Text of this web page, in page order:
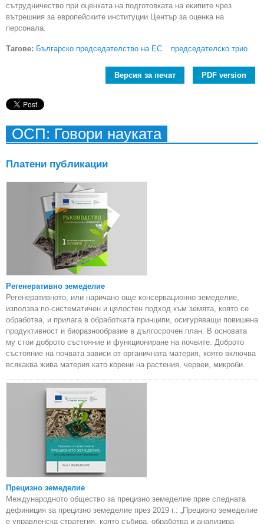
сътрудничество при оценката на подготовката на екипите чрез
вътрешния за европейските институции Център за оценка на
персонала.
Тагове: Българско председателство на ЕС председателско трио
Версия за печат PDF version
ОСП: Говори науката
Платени публикации
Регенеративно земеделие
Регенеративното, или наричано още консервационно земеделие,
използва по-систематичен и цялостен подход към земята, която се
обработва, и прилага в обработката принципи, осигуряващи повишена
продуктивност и биоразнообразие в дългосрочен план. В основата
му стои доброто състояние и функциониране на почвите. Доброто
състояние на почвата зависи от органичната материя, която включва
всякаква жива материя като корени на растения, червеи, микроби.
Прецизно земеделие
Международното общество за прецизно земеделие прие следната
дефиниция за прецизно земеделие през 2019 г.: „Прецизно земеделие
е управленска стратегия, която събира, обработва и анализира